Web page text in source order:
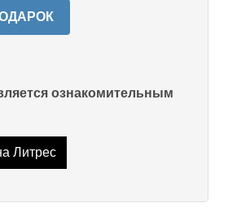
ознакомительным
Литрес